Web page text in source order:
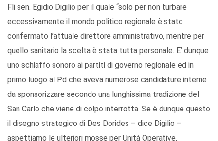
Fli sen. Egidio Digilio per il quale “solo per non turbare
eccessivamente il mondo politico regionale è stato
confermato l’attuale direttore amministrativo, mentre per
quello sanitario la scelta è stata tutta personale. E’ dunque
uno schiaffo sonoro ai partiti di governo regionale ed in
primo luogo al Pd che aveva numerose candidature interne
da sponsorizzare secondo una lunghissima tradizione del
San Carlo che viene di colpo interrotta. Se è dunque questo
il disegno strategico di Des Dorides – dice Digilio –
aspettiamo le ulteriori mosse per Unità Operative,